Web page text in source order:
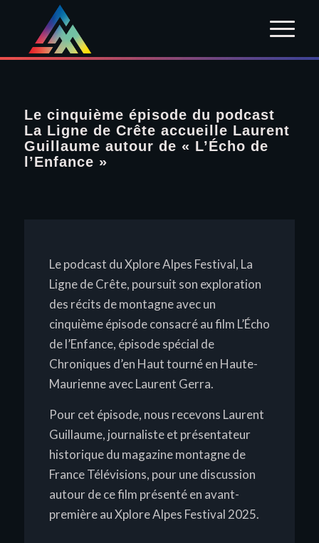
Le cinquième épisode du podcast
La Ligne de Crête accueille Laurent
Guillaume autour de « L’Écho de
l’Enfance »
Le podcast du Xplore Alpes Festival, La
Ligne de Crête, poursuit son exploration
des récits de montagne avec un
cinquième épisode consacré au film L’Écho
de l’Enfance, épisode spécial de
Chroniques d’en Hauttourné en Haute-
Maurienne avec Laurent Gerra.
Pour cet épisode, nous recevons Laurent
Guillaume, journaliste et présentateur
historique du magazine montagne de
France Télévisions, pour une discussion
autour de ce film présenté en avant-
première au Xplore Alpes Festival 2025.